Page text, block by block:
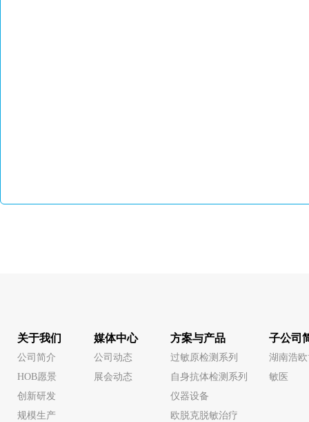
关于我们
公司简介
HOB愿景
创新研发
规模生产
媒体中心
公司动态
展会动态
方案与产品
过敏原检测系列
自身抗体检测系列
仪器设备
欧脱克脱敏治疗
子公司
湖南浩
敏医